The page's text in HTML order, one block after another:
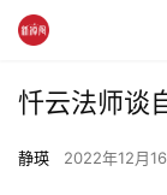
忏云法师谈
静瑛 2022年12月